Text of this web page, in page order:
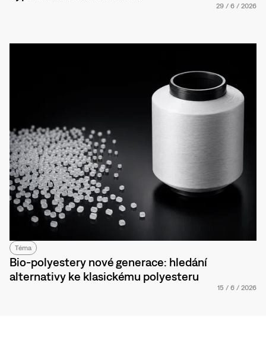
29 / 6 / 2026
Téma
Bio-polyestery nové generace: hledání
alternativy ke klasickému polyesteru
15 / 6 / 2026